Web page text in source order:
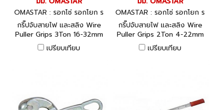
OMASTAR : รอกโซ่ รอกโยก ร
อกถ่วง HHKX-3
กริ๊ปจับสายไฟ และสลิง Wire
Puller Grips 3Ton 16-32mm
เปรียบเทียบ
OMASTAR : รอกโซ่ รอกโยก ร
อกถ่วง HHKX-2
กริ๊ปจับสายไฟ และสลิง Wire
Puller Grips 2Ton 4-22mm
เปรียบเทียบ